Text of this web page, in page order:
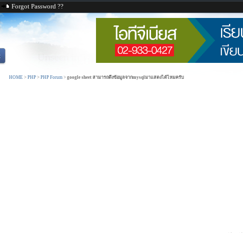
Forgot Password ??
HOME > PHP > PHP Forum > google sheet สามารถดึงข้อมูลจากmysqlมาแสดงได้ไหมครับ